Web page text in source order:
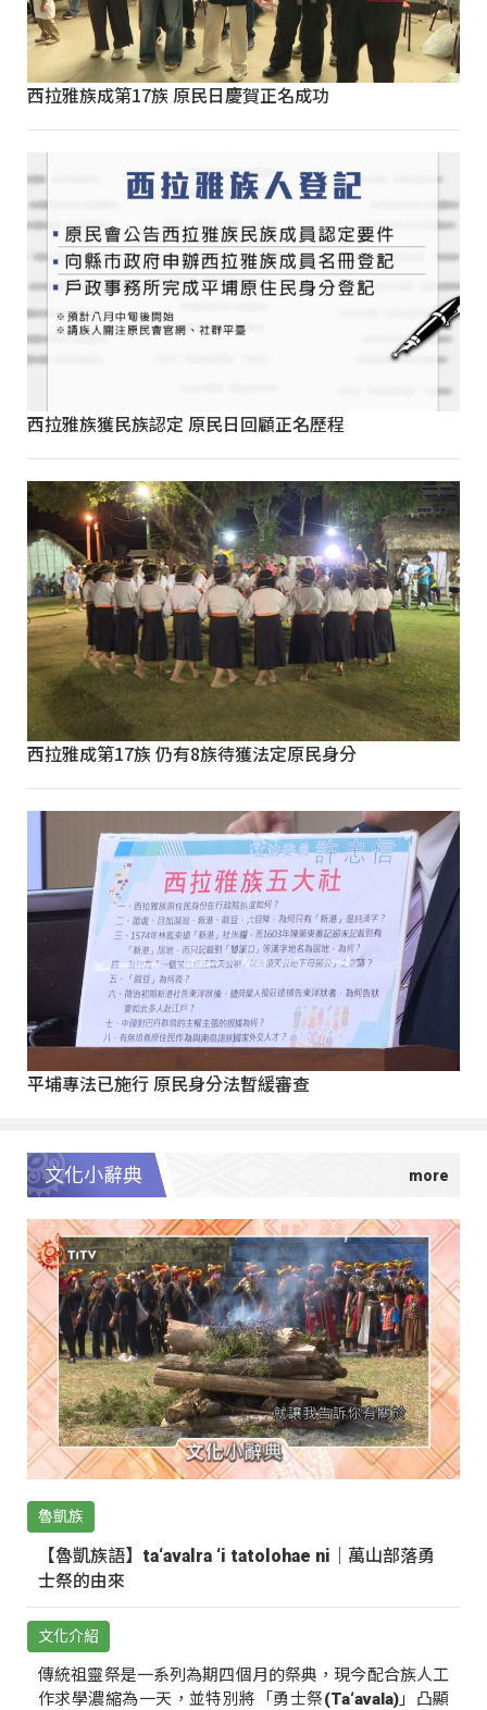
西拉雅族成第17族 原民日慶賀正名成功
西拉雅族獲民族認定 原民日回顧正名歷程
西拉雅成第17族 仍有8族待獲法定原民身分
平埔專法已施行 原民身分法暫緩審查
文化小辭典
魯凱族
【魯凱族語】ta‘avalra ‘i tatolohae ni｜萬山部落勇
士祭的由來
文化介紹
傳統祖靈祭是一系列為期四個月的祭典，現今配合族人工
作求學濃縮為一天，並特別將「勇士祭(Ta‘avala)」凸顯